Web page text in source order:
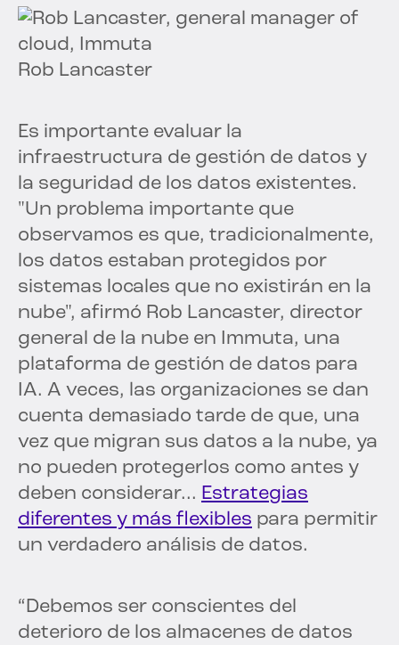
Rob Lancaster
Es importante evaluar la
infraestructura de gestión de datos y
la seguridad de los datos existentes.
"Un problema importante que
observamos es que, tradicionalmente,
los datos estaban protegidos por
sistemas locales que no existirán en la
nube", afirmó Rob Lancaster, director
general de la nube en Immuta, una
plataforma de gestión de datos para
IA. A veces, las organizaciones se dan
cuenta demasiado tarde de que, una
vez que migran sus datos a la nube, ya
no pueden protegerlos como antes y
deben considerar... Estrategias
diferentes y más flexibles para permitir
un verdadero análisis de datos.
“Debemos ser conscientes del
deterioro de los almacenes de datos